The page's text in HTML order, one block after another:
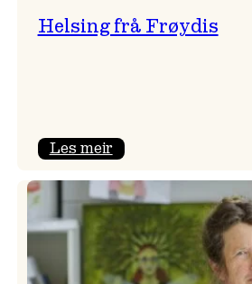
Helsing frå Frøydis
Les meir:
frå
Frøydis